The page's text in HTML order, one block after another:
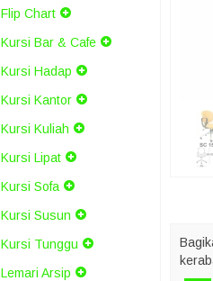
Flip Chart
Kursi Bar & Cafe
Kursi Hadap
Kursi Kantor
Kursi Kuliah
Kursi Lipat
Kursi Sofa
Kursi Susun
Kursi Tunggu
Lemari Arsip